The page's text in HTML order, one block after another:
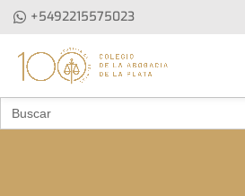
+5492215575023
Buscar: